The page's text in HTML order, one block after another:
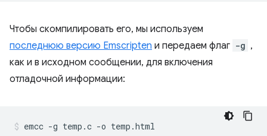
Чтобы скомпилировать его, мы используем
последнюю версию Emscripten и передаем флаг -g ,
как и в исходном сообщении, для включения
отладочной информации: